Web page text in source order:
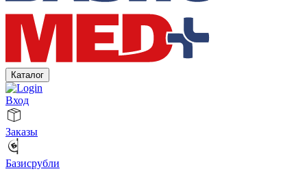
Каталог
Вход
Заказы
Базисрубли